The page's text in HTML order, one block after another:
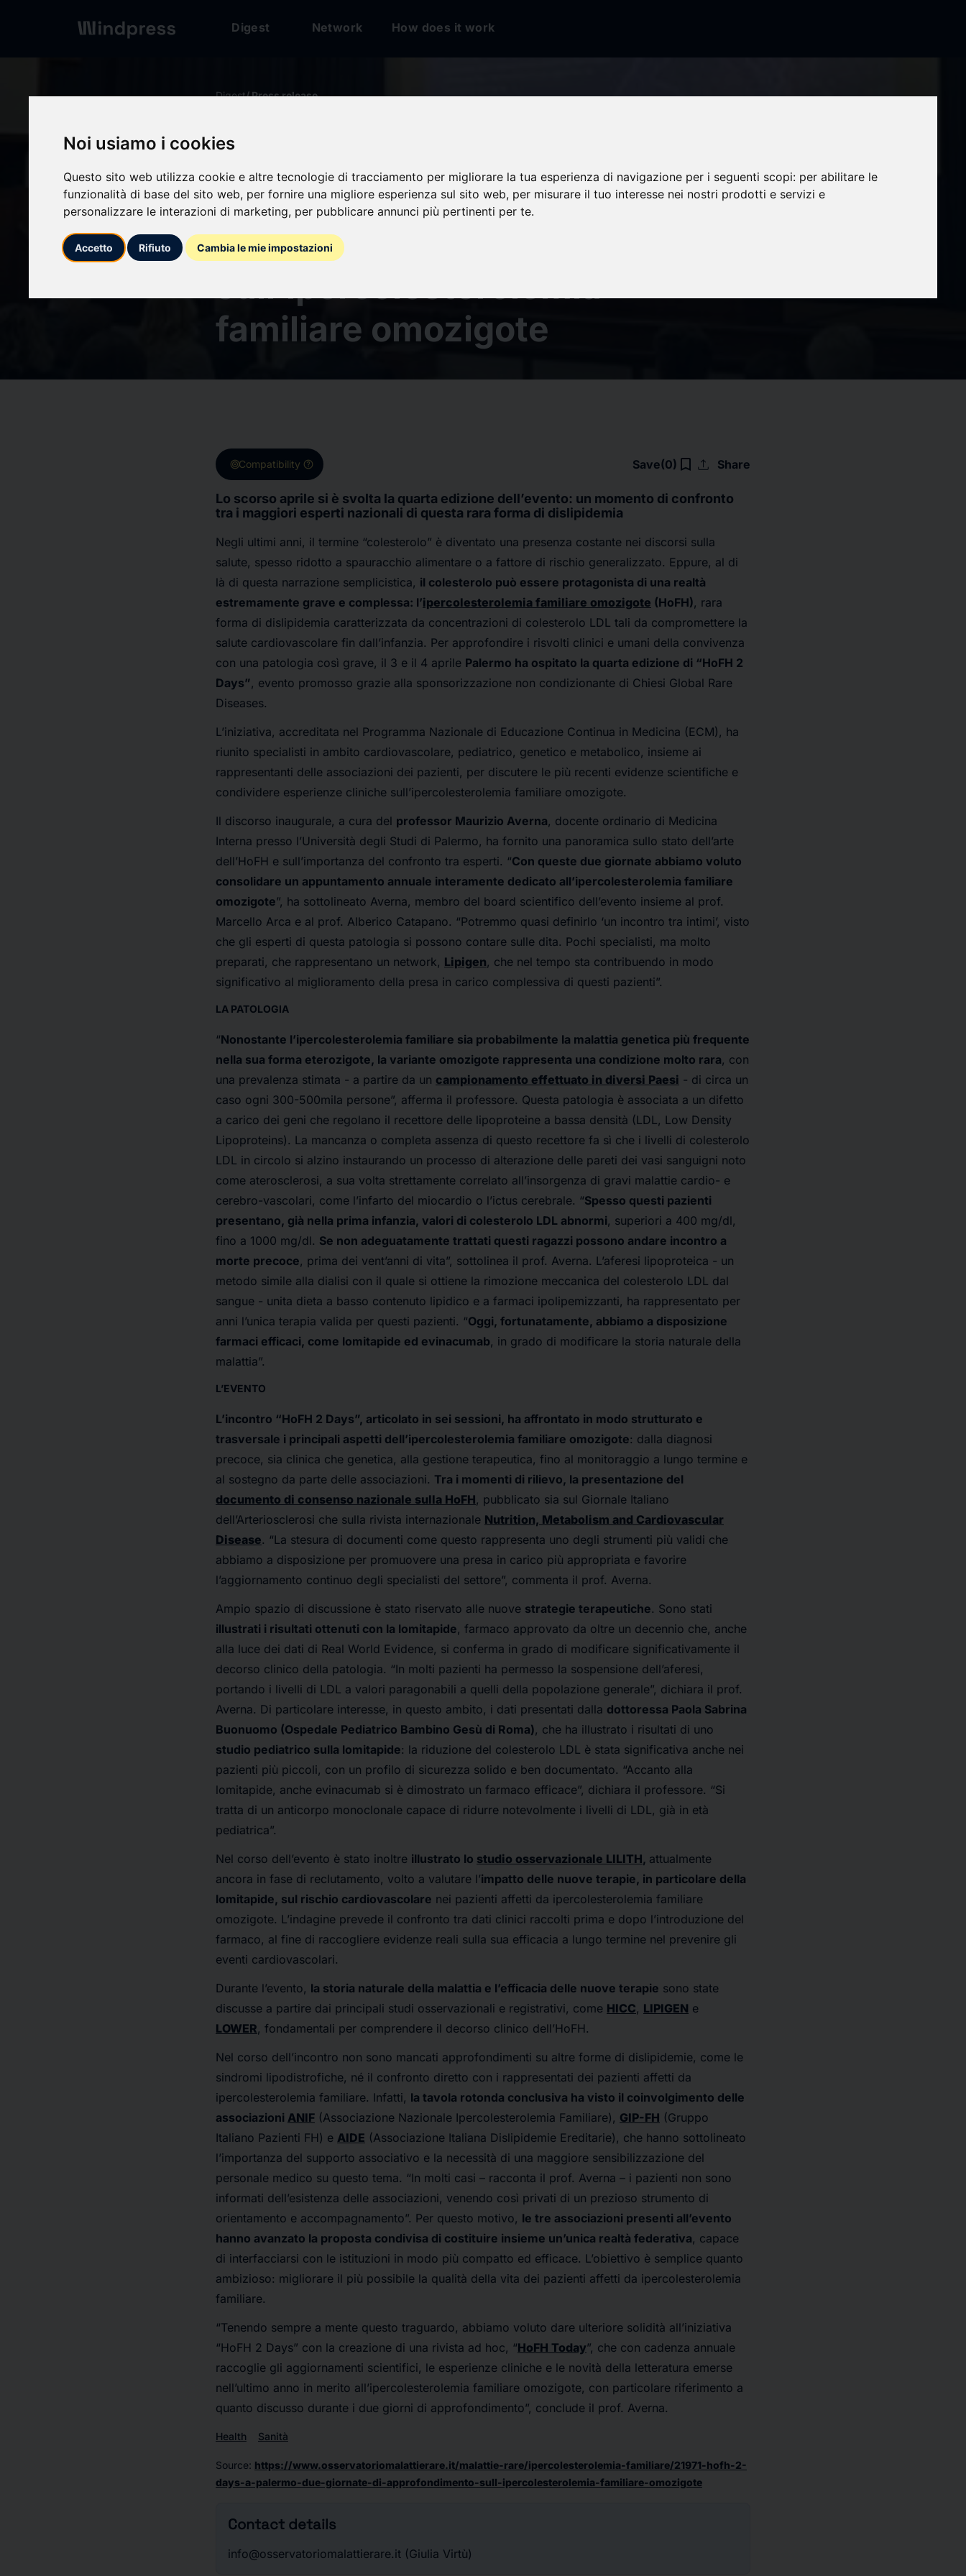
Noi usiamo i cookies
Questo sito web utilizza cookie e altre tecnologie di tracciamento per migliorare la tua esperienza di navigazione per i seguenti scopi: per abilitare le
funzionalità di base del sito web, per fornire una migliore esperienza sul sito web, per misurare il tuo interesse nei nostri prodotti e servizi e
personalizzare le interazioni di marketing, per pubblicare annunci più pertinenti per te.
Accetto Rifiuto Cambia le mie impostazioni
Digest Network How does it work
Digest/ Press release
calendar_today
“HoFH 2 Days”: a Palermo due
giornate di approfondimento
sull’ipercolesterolemia
familiare omozigote
targetCompatibility help Save(0) bookmark_border upload Share
Lo scorso aprile si è svolta la quarta edizione dell’evento: un momento di confronto
tra i maggiori esperti nazionali di questa rara forma di dislipidemia
Negli ultimi anni, il termine “colesterolo” è diventato una presenza costante nei discorsi sulla
salute, spesso ridotto a spauracchio alimentare o a fattore di rischio generalizzato. Eppure, al di
là di questa narrazione semplicistica, il colesterolo può essere protagonista di una realtà
estremamente grave e complessa: l’ipercolesterolemia familiare omozigote (HoFH), rara
forma di dislipidemia caratterizzata da concentrazioni di colesterolo LDL tali da compromettere la
salute cardiovascolare fin dall’infanzia. Per approfondire i risvolti clinici e umani della convivenza
con una patologia così grave, il 3 e il 4 aprile Palermo ha ospitato la quarta edizione di “HoFH 2
Days”, evento promosso grazie alla sponsorizzazione non condizionante di Chiesi Global Rare
Diseases.
L’iniziativa, accreditata nel Programma Nazionale di Educazione Continua in Medicina (ECM), ha
riunito specialisti in ambito cardiovascolare, pediatrico, genetico e metabolico, insieme ai
rappresentanti delle associazioni dei pazienti, per discutere le più recenti evidenze scientifiche e
condividere esperienze cliniche sull’ipercolesterolemia familiare omozigote.
Il discorso inaugurale, a cura del professor Maurizio Averna, docente ordinario di Medicina
Interna presso l’Università degli Studi di Palermo, ha fornito una panoramica sullo stato dell’arte
dell’HoFH e sull’importanza del confronto tra esperti. “Con queste due giornate abbiamo voluto
consolidare un appuntamento annuale interamente dedicato all’ipercolesterolemia familiare
omozigote”, ha sottolineato Averna, membro del board scientifico dell’evento insieme al prof.
Marcello Arca e al prof. Alberico Catapano. “Potremmo quasi definirlo ‘un incontro tra intimi’, visto
che gli esperti di questa patologia si possono contare sulle dita. Pochi specialisti, ma molto
preparati, che rappresentano un network, Lipigen, che nel tempo sta contribuendo in modo
significativo al miglioramento della presa in carico complessiva di questi pazienti”.
LA PATOLOGIA
“Nonostante l’ipercolesterolemia familiare sia probabilmente la malattia genetica più frequente
nella sua forma eterozigote, la variante omozigote rappresenta una condizione molto rara, con
una prevalenza stimata - a partire da un campionamento effettuato in diversi Paesi - di circa un
caso ogni 300-500mila persone”, afferma il professore. Questa patologia è associata a un difetto
a carico dei geni che regolano il recettore delle lipoproteine a bassa densità (LDL, Low Density
Lipoproteins). La mancanza o completa assenza di questo recettore fa sì che i livelli di colesterolo
LDL in circolo si alzino instaurando un processo di alterazione delle pareti dei vasi sanguigni noto
come aterosclerosi, a sua volta strettamente correlato all’insorgenza di gravi malattie cardio- e
cerebro-vascolari, come l’infarto del miocardio o l’ictus cerebrale. “Spesso questi pazienti
presentano, già nella prima infanzia, valori di colesterolo LDL abnormi, superiori a 400 mg/dl,
fino a 1000 mg/dl. Se non adeguatamente trattati questi ragazzi possono andare incontro a
morte precoce, prima dei vent’anni di vita”, sottolinea il prof. Averna. L’aferesi lipoproteica - un
metodo simile alla dialisi con il quale si ottiene la rimozione meccanica del colesterolo LDL dal
sangue - unita dieta a basso contenuto lipidico e a farmaci ipolipemizzanti, ha rappresentato per
anni l’unica terapia valida per questi pazienti. “Oggi, fortunatamente, abbiamo a disposizione
farmaci efficaci, come lomitapide ed evinacumab, in grado di modificare la storia naturale della
malattia”.
L’EVENTO
L’incontro “HoFH 2 Days”, articolato in sei sessioni, ha affrontato in modo strutturato e
trasversale i principali aspetti dell’ipercolesterolemia familiare omozigote: dalla diagnosi
precoce, sia clinica che genetica, alla gestione terapeutica, fino al monitoraggio a lungo termine e
al sostegno da parte delle associazioni. Tra i momenti di rilievo, la presentazione del
documento di consenso nazionale sulla HoFH, pubblicato sia sul Giornale Italiano
dell’Arteriosclerosi che sulla rivista internazionale Nutrition, Metabolism and Cardiovascular
Disease. “La stesura di documenti come questo rappresenta uno degli strumenti più validi che
abbiamo a disposizione per promuovere una presa in carico più appropriata e favorire
l’aggiornamento continuo degli specialisti del settore”, commenta il prof. Averna.
Ampio spazio di discussione è stato riservato alle nuove strategie terapeutiche. Sono stati
illustrati i risultati ottenuti con la lomitapide, farmaco approvato da oltre un decennio che, anche
alla luce dei dati di Real World Evidence, si conferma in grado di modificare significativamente il
decorso clinico della patologia. “In molti pazienti ha permesso la sospensione dell’aferesi,
portando i livelli di LDL a valori paragonabili a quelli della popolazione generale”, dichiara il prof.
Averna. Di particolare interesse, in questo ambito, i dati presentati dalla dottoressa Paola Sabrina
Buonuomo (Ospedale Pediatrico Bambino Gesù di Roma), che ha illustrato i risultati di uno
studio pediatrico sulla lomitapide: la riduzione del colesterolo LDL è stata significativa anche nei
pazienti più piccoli, con un profilo di sicurezza solido e ben documentato. “Accanto alla
lomitapide, anche evinacumab si è dimostrato un farmaco efficace”, dichiara il professore. “Si
tratta di un anticorpo monoclonale capace di ridurre notevolmente i livelli di LDL, già in età
pediatrica”.
Nel corso dell’evento è stato inoltre illustrato lo studio osservazionale LILITH, attualmente
ancora in fase di reclutamento, volto a valutare l’impatto delle nuove terapie, in particolare della
lomitapide, sul rischio cardiovascolare nei pazienti affetti da ipercolesterolemia familiare
omozigote. L’indagine prevede il confronto tra dati clinici raccolti prima e dopo l’introduzione del
farmaco, al fine di raccogliere evidenze reali sulla sua efficacia a lungo termine nel prevenire gli
eventi cardiovascolari.
Durante l’evento, la storia naturale della malattia e l’efficacia delle nuove terapie sono state
discusse a partire dai principali studi osservazionali e registrativi, come HICC, LIPIGEN e
LOWER, fondamentali per comprendere il decorso clinico dell’HoFH.
Nel corso dell’incontro non sono mancati approfondimenti su altre forme di dislipidemie, come le
sindromi lipodistrofiche, né il confronto diretto con i rappresentati dei pazienti affetti da
ipercolesterolemia familiare. Infatti, la tavola rotonda conclusiva ha visto il coinvolgimento delle
associazioni ANIF (Associazione Nazionale Ipercolesterolemia Familiare), GIP-FH (Gruppo
Italiano Pazienti FH) e AIDE (Associazione Italiana Dislipidemie Ereditarie), che hanno sottolineato
l’importanza del supporto associativo e la necessità di una maggiore sensibilizzazione del
personale medico su questo tema. “In molti casi – racconta il prof. Averna – i pazienti non sono
informati dell’esistenza delle associazioni, venendo così privati di un prezioso strumento di
orientamento e accompagnamento”. Per questo motivo, le tre associazioni presenti all’evento
hanno avanzato la proposta condivisa di costituire insieme un’unica realtà federativa, capace
di interfacciarsi con le istituzioni in modo più compatto ed efficace. L’obiettivo è semplice quanto
ambizioso: migliorare il più possibile la qualità della vita dei pazienti affetti da ipercolesterolemia
familiare.
“Tenendo sempre a mente questo traguardo, abbiamo voluto dare ulteriore solidità all’iniziativa
“HoFH 2 Days” con la creazione di una rivista ad hoc, “HoFH Today”, che con cadenza annuale
raccoglie gli aggiornamenti scientifici, le esperienze cliniche e le novità della letteratura emerse
nell’ultimo anno in merito all’ipercolesterolemia familiare omozigote, con particolare riferimento a
quanto discusso durante i due giorni di approfondimento”, conclude il prof. Averna.
Health Sanità
Source: https://www.osservatoriomalattierare.it/malattie-rare/ipercolesterolemia-familiare/21971-hofh-2-
days-a-palermo-due-giornate-di-approfondimento-sull-ipercolesterolemia-familiare-omozigote
Contact details
info@osservatoriomalattierare.it (Giulia Virtù)